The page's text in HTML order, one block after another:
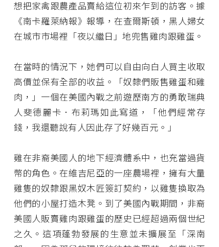
想把家禽跟農產品賣給這位初來乍到的訪客。據
《南卡羅萊納報》報導，在查爾斯頓，黑人婦女
在城市市場裡「夜以繼日」地兜售雞肉跟雞蛋。
在當時的情況下，她們可以自由向白人買主收取
高價並保有全部的收益。「奴隸們販售雞蛋和雞
肉，」一個在美國內戰之前遊歷南方的勇敢瑞典
人斐德麗卡．布莉瑪如此寫道，「他們經常存
錢，我還聽說有人因此存了好幾百元。」
雞在非裔美國人的地下經濟體系中，也充當過貨
幣的角色。在維吉尼亞的一座農場裡，擁有大量
雞隻的奴隸跟黑奴木匠簽訂契約，以雞隻換取為
他們的小屋打造木凳。到了美國內戰期間，非裔
美國人販賣雞肉跟雞蛋的歷史已經超過兩個世紀
之久。這項蓬勃發展的生意並未擴展至「深南